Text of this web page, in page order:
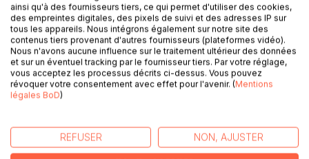
L'auteur propose des repères comme une boussole.
C'est vrai que si on trouve la Lumière, on y voit bien, on sait
quoi faire.
Ce livre reflète le chemin karmique épouvantable d'un
homme simple parmi tant d'autres mais qui a été un horrible
despote dans son lointain passé.
A l'âge de 25 ans, un diabète insulino-dépendant
est le seul à croire.
La vie lui semble tellement grande, mystérieuse et
ainsi qu'à des fournisseurs tiers, ce qui permet d'utiliser des cookies,
des empreintes digitales, des pixels de suivi et des adresses IP sur
tous les appareils. Nous intégrons également sur notre site des
contenus tiers provenant d'autres fournisseurs (plateformes vidéo).
Nous n'avons aucune influence sur le traitement ultérieur des données
et sur un éventuel tracking par le fournisseur tiers. Par votre réglage,
vous acceptez les processus décrits ci-dessus. Vous pouvez
révoquer votre consentement avec effet pour l'avenir. (Mentions
légales BoD)
REFUSER NON, AJUSTER